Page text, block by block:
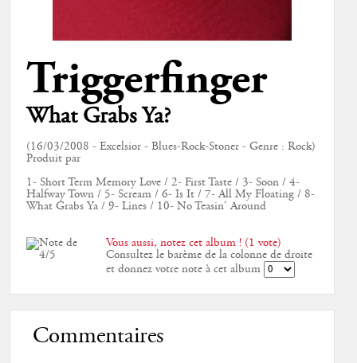
Triggerfinger
What Grabs Ya?
(16/03/2008 - Excelsior - Blues-Rock-Stoner - Genre : Rock)
Produit par
1- Short Term Memory Love / 2- First Taste / 3- Soon / 4-
Halfway Town / 5- Scream / 6- Is It / 7- All My Floating / 8-
What Grabs Ya / 9- Lines / 10- No Teasin' Around
Vous aussi, notez cet album ! (1 vote)
Consultez le barème de la colonne de droite
et donnez votre note à cet album
Commentaires